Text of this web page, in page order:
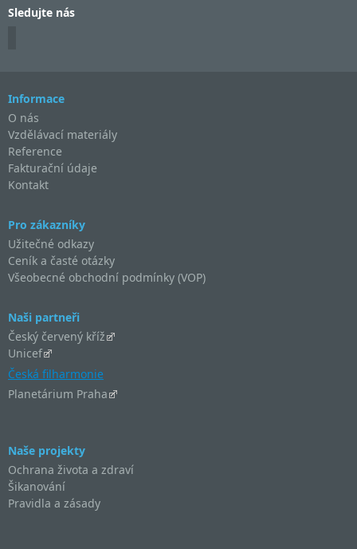
Sledujte nás
Informace
O nás
Vzdělávací materiály
Reference
Fakturační údaje
Kontakt
Pro zákazníky
Užitečné odkazy
Ceník a časté otázky
Všeobecné obchodní podmínky (VOP)
Naši partneři
Český červený kříž
Unicef
Česká filharmonie
Planetárium Praha
Naše projekty
Ochrana života a zdraví
Šikanování
Pravidla a zásady